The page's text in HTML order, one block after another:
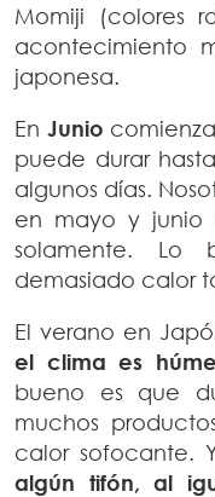
Momiji (colores
acontecimiento
japonesa.
En Junio
puede durar
algunos días.
en mayo y
solamente.
demasiado calor
El verano en
el clima es
bueno es que
muchos
calor sofocante.
algún tifón, al